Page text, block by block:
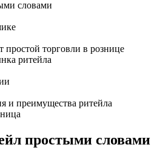
словами
простой торговли в рознице
ритейла
и преимущества ритейла
простыми словами